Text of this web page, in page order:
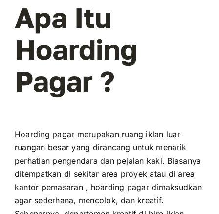
Apa Itu
Hoarding
Pagar ?
Hoarding pagar merupakan ruang iklan luar
ruangan besar yang dirancang untuk menarik
perhatian pengendara dan pejalan kaki. Biasanya
ditempatkan di sekitar area proyek atau di area
kantor pemasaran , hoarding pagar dimaksudkan
agar sederhana, mencolok, dan kreatif.